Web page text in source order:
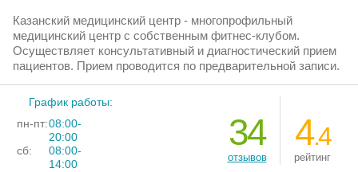
Казанский медицинский центр - многопрофильный
медицинский центр с собственным фитнес-клубом.
Осуществляет консультативный и диагностический прием
пациентов. Прием проводится по предварительной записи.
График работы:
пн-пт:08:00-
20:00
сб:
08:00-
14:00
34
отзывов
4.4
рейтинг